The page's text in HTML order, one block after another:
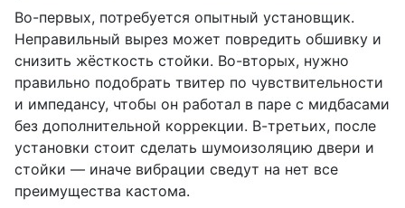
Во-первых, потребуется опытный установщик.
Неправильный вырез может повредить обшивку и
снизить жёсткость стойки. Во-вторых, нужно
правильно подобрать твитер по чувствительности
и импедансу, чтобы он работал в паре с мидбасами
без дополнительной коррекции. В-третьих, после
установки стоит сделать шумоизоляцию двери и
стойки — иначе вибрации сведут на нет все
преимущества кастома.